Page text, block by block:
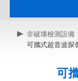
非破壞檢測設備
可攜式超音波探
可